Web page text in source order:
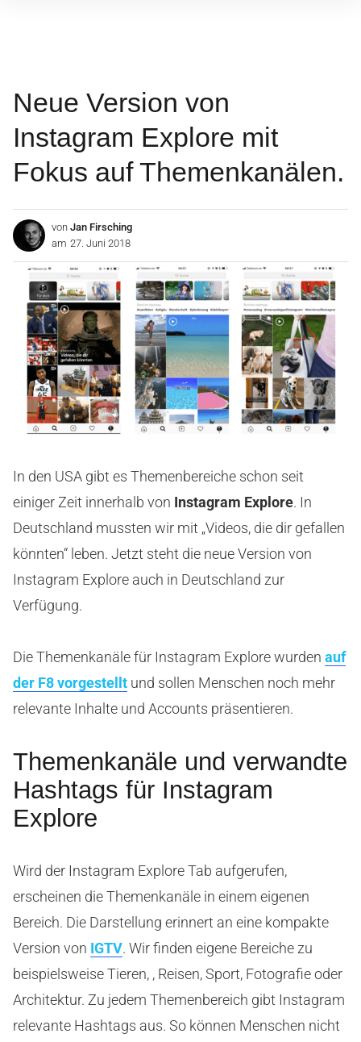
Neue Version von
Instagram Explore mit
Fokus auf Themenkanälen.
von Jan Firsching
am 27. Juni 2018
In den USA gibt es Themenbereiche schon seit
einiger Zeit innerhalb von Instagram Explore. In
Deutschland mussten wir mit „Videos, die dir gefallen
könnten“ leben. Jetzt steht die neue Version von
Instagram Explore auch in Deutschland zur
Verfügung.
Die Themenkanäle für Instagram Explore wurden auf
der F8 vorgestellt und sollen Menschen noch mehr
relevante Inhalte und Accounts präsentieren.
Themenkanäle und verwandte
Hashtags für Instagram
Explore
Wird der Instagram Explore Tab aufgerufen,
erscheinen die Themenkanäle in einem eigenen
Bereich. Die Darstellung erinnert an eine kompakte
Version von IGTV. Wir finden eigene Bereiche zu
beispielsweise Tieren, , Reisen, Sport, Fotografie oder
Architektur. Zu jedem Themenbereich gibt Instagram
relevante Hashtags aus. So können Menschen nicht